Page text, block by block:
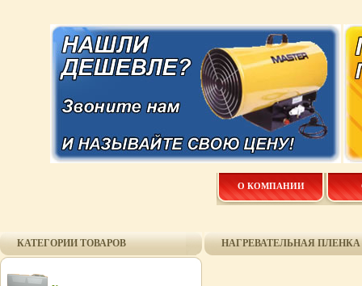
О КОМПАНИИ
КАТЕГОРИИ ТОВАРОВ НАГРЕВАТЕЛЬНАЯ ПЛЕНКА